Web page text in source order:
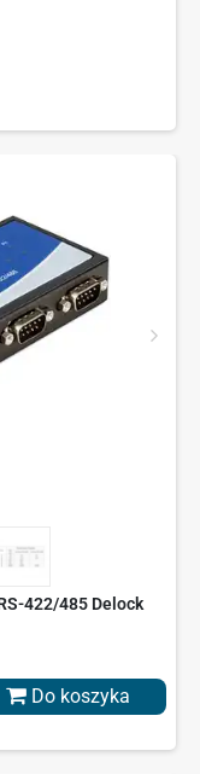
422/485 Delock
Do koszyka